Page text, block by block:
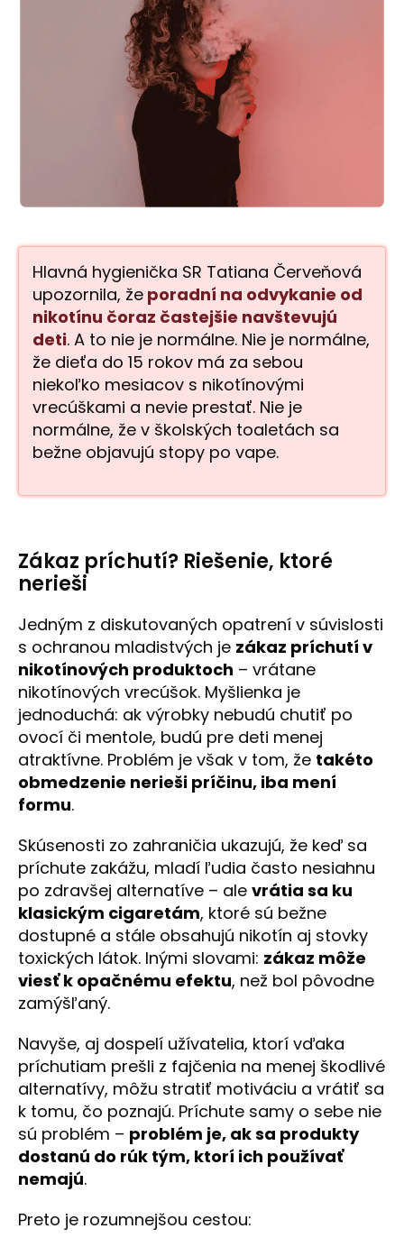
Hlavná hygienička SR Tatiana Červeňová
upozornila, že poradní na odvykanie od
nikotínu čoraz častejšie navštevujú
deti. A to nie je normálne. Nie je normálne,
že dieťa do 15 rokov má za sebou
niekoľko mesiacov s nikotínovými
vrecúškami a nevie prestať. Nie je
normálne, že v školských toaletách sa
bežne objavujú stopy po vape.
Zákaz príchutí? Riešenie, ktoré
nerieši
Jedným z diskutovaných opatrení v súvislosti
s ochranou mladistvých je zákaz príchutí v
nikotínových produktoch – vrátane
nikotínových vrecúšok. Myšlienka je
jednoduchá: ak výrobky nebudú chutiť po
ovocí či mentole, budú pre deti menej
atraktívne. Problém je však v tom, že takéto
obmedzenie nerieši príčinu, iba mení
formu.
Skúsenosti zo zahraničia ukazujú, že keď sa
príchute zakážu, mladí ľudia často nesiahnu
po zdravšej alternatíve – ale vrátia sa ku
klasickým cigaretám, ktoré sú bežne
dostupné a stále obsahujú nikotín aj stovky
toxických látok. Inými slovami: zákaz môže
viesť k opačnému efektu, než bol pôvodne
zamýšľaný.
Navyše, aj dospelí užívatelia, ktorí vďaka
príchutiam prešli z fajčenia na menej škodlivé
alternatívy, môžu stratiť motiváciu a vrátiť sa
k tomu, čo poznajú. Príchute samy o sebe nie
sú problém – problém je, ak sa produkty
dostanú do rúk tým, ktorí ich používať
nemajú.
Preto je rozumnejšou cestou: